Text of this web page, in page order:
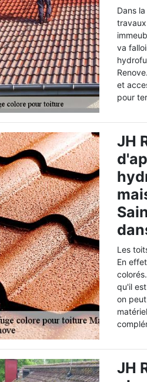
Dans
va
et
pour
JH
Les
En
qu'il
on
JH